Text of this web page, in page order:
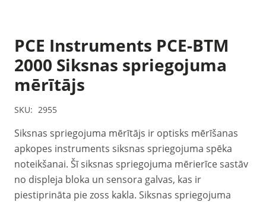
PCE Instruments PCE-BTM
2000 Siksnas spriegojuma
mērītājs
SKU: 2955
Siksnas spriegojuma mērītājs ir optisks mērīšanas
apkopes instruments siksnas spriegojuma spēka
noteikšanai. Šī siksnas spriegojuma mērierīce sastāv
no displeja bloka un sensora galvas, kas ir
piestiprināta pie zoss kakla. Siksnas spriegojuma